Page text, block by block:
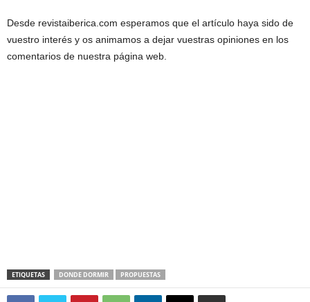
Desde revistaiberica.com esperamos que el artículo haya sido de
vuestro interés y os animamos a dejar vuestras opiniones en los
comentarios de nuestra página web.
ETIQUETAS DONDE DORMIR PROPUESTAS